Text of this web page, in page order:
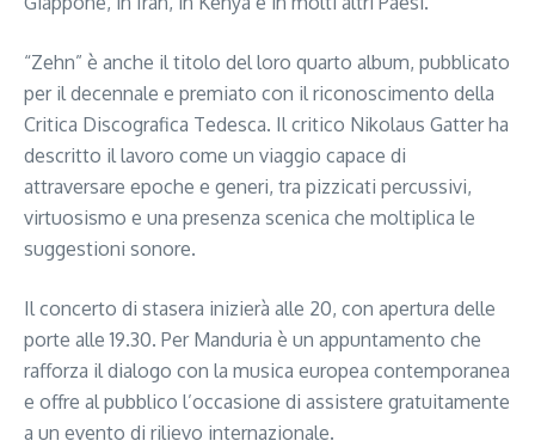
“Zehn” è anche il titolo del loro quarto album, pubblicato
per il decennale e premiato con il riconoscimento della
Critica Discografica Tedesca. Il critico Nikolaus Gatter ha
descritto il lavoro come un viaggio capace di
attraversare epoche e generi, tra pizzicati percussivi,
virtuosismo e una presenza scenica che moltiplica le
suggestioni sonore.
Il concerto di stasera inizierà alle 20, con apertura delle
porte alle 19.30. Per Manduria è un appuntamento che
rafforza il dialogo con la musica europea contemporanea
e offre al pubblico l’occasione di assistere gratuitamente
a un evento di rilievo internazionale.